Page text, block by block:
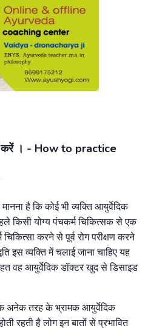
करें । - How to practice
है कि कोई भी व्यक्ति आयुर्वेदिक
किसी योग्य पंचकर्म चिकित्सक से एक
करने से पूर्व रोग परीक्षण करने
इस व्यक्ति में चलाई जाना चाहिए यह
वह आयुर्वेदिक डॉक्टर खुद से डिसाइड
तरह के भ्रामक आयुर्वेदिक
रहती है लोग इन बातों से प्रभावित